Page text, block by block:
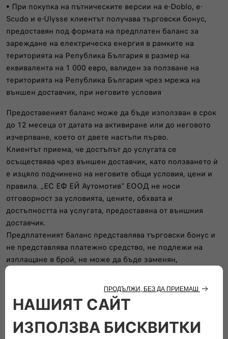
• При покупка на пътническите версии на e-Doblo, e-
Scudo и e-Ulysse клиентът получава търговски бонус,
предоставян под формата на предплатен баланс за
зареждане на електрическа енергия в рамките на
територията на Република България в размер на
еквивалента на 1 000 евро, валиден за ползване на
територията на Република България чрез мрежа на
външен доставчик, при неговите условия
Предоставеният баланс може да бъде използван в срок
до 12 месеца от датата на активиране или до неговото
изчерпване, което от двете настъпи първо.
Клиентът приема, че достъпът до услугата се
осъществява чрез външен доставчик, като ползването ѝ
е изцяло подчинено на неговите общи условия, цени и
правила. „ЕС ЕФ ЕЙ Аутомотив“ ЕООД не носи
отговорност за условията, цените, обхвата и
достъпността на услугата, предоставяна от външния
доставчик.
Предплатеният баланс представлява търговски бонус и
не представлява платежно средство, не подлежи на
изплащане в брой, не може да бъде заменян,
прехвърлян или осребряван, както и не може да се
използва за други цели извън посочените.
След изчерпване на предоставения баланс или изтичане
на срока по-горе клиентът може да продължи да
използва същата услуга при условията и по цените,
определени от съответния външен доставчик.